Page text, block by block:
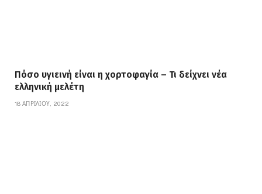
Πόσο υγιεινή είναι η χορτοφαγία – Τι δείχνει νέα
ελληνική μελέτη
18 ΑΠΡΙΛΊΟΥ, 2022